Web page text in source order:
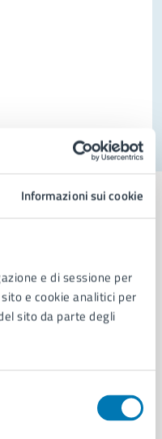
Informazioni sui cookie
e di sessione per
e cookie analitici per
sito da parte degli